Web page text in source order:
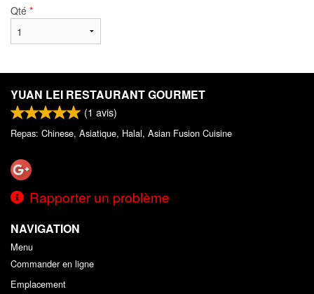
Qté *
YUAN LEI RESTAURANT GOURMET
(1 avis)
Repas: Chinese, Asiatique, Halal, Asian Fusion Cuisine
Rapporter un problème
NAVIGATION
Menu
Commander en ligne
Emplacement